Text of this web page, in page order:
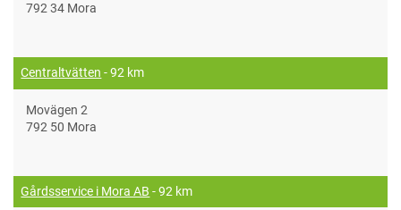
792 34 Mora
Centraltvätten - 92 km
Movägen 2
792 50 Mora
Gårdsservice i Mora AB - 92 km